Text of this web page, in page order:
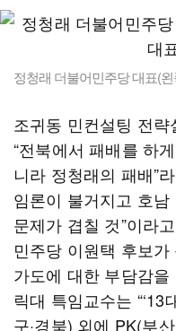
정청래 더불어민주당 대표(
조귀동 민컨설팅 전
“전북에서 패배를 하
니라 정청래의 패배”
임론이 불거지고 호
문제가 겹칠 것”이라
민주당 이원택 후보
가도에 대한 부담감
릭대 특임교수는 “‘13
구·경북) 외에 PK(부